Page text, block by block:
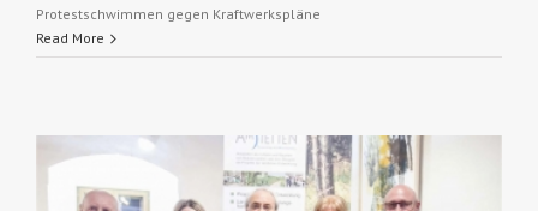
Protestschwimmen gegen Kraftwerkspläne
Read More